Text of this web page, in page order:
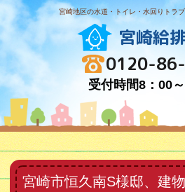
宮崎地区の水道・トイレ・水回りトラ
宮崎給
0120-
受付時間8：00
宮崎市恒久南S様邸、建